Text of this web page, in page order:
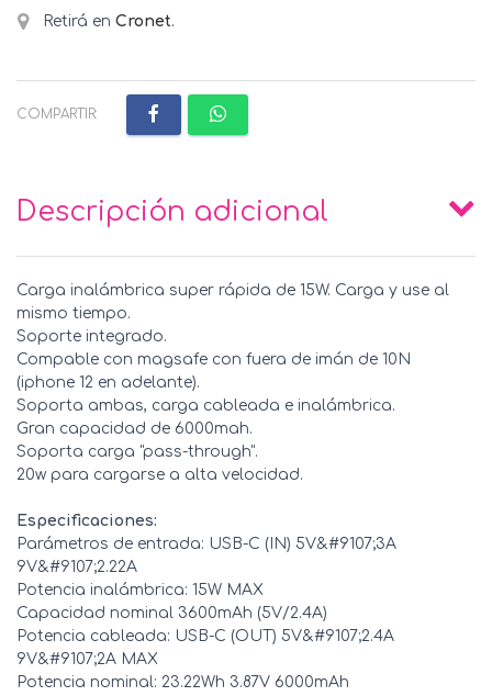
Retirá en Cronet.
COMPARTIR:
Descripción adicional
Carga inalámbrica super rápida de 15W. Carga y use al
mismo tiempo.
Soporte integrado.
Compable con magsafe con fuera de imán de 10N
(iphone 12 en adelante).
Soporta ambas, carga cableada e inalámbrica.
Gran capacidad de 6000mah.
Soporta carga "pass-through".
20w para cargarse a alta velocidad.
Especificaciones:
Parámetros de entrada: USB-C (IN) 5V&#9107;3A
9V&#9107;2.22A
Potencia inalámbrica: 15W MAX
Capacidad nominal 3600mAh (5V/2.4A)
Potencia cableada: USB-C (OUT) 5V&#9107;2.4A
9V&#9107;2A MAX
Potencia nominal: 23.22Wh 3.87V 6000mAh